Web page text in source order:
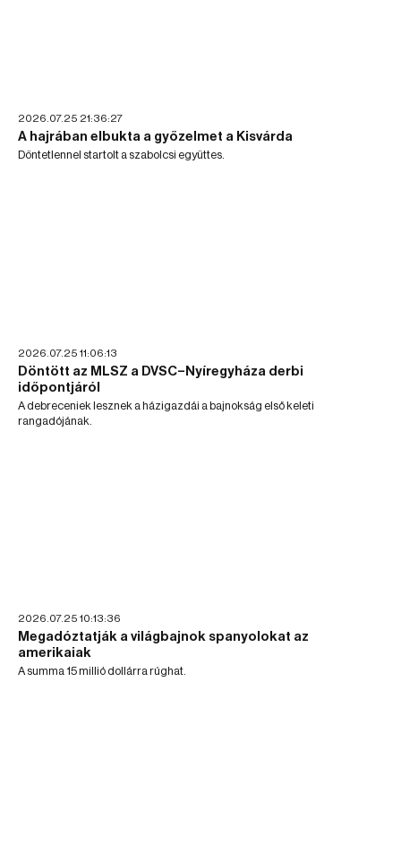
2026.07.25 21:36:27
A hajrában elbukta a győzelmet a Kisvárda
Döntetlennel startolt a szabolcsi együttes.
2026.07.25 11:06:13
Döntött az MLSZ a DVSC–Nyíregyháza derbi
időpontjáról
A debreceniek lesznek a házigazdái a bajnokság első keleti
rangadójának.
2026.07.25 10:13:36
Megadóztatják a világbajnok spanyolokat az
amerikaiak
A summa 15 millió dollárra rúghat.